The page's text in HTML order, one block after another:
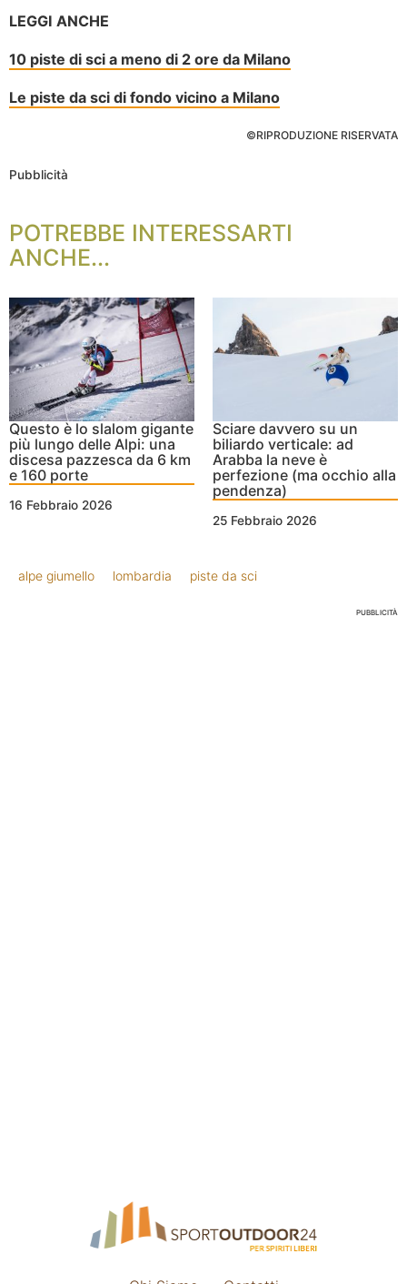
LEGGI ANCHE
10 piste di sci a meno di 2 ore da Milano
Le piste da sci di fondo vicino a Milano
©RIPRODUZIONE RISERVATA
Pubblicità
POTREBBE INTERESSARTI
ANCHE...
Questo è lo slalom gigante
più lungo delle Alpi: una
discesa pazzesca da 6 km
e 160 porte
16 Febbraio 2026
Sciare davvero su un
biliardo verticale: ad
Arabba la neve è
perfezione (ma occhio alla
pendenza)
25 Febbraio 2026
alpe giumello lombardia piste da sci
PUBBLICITÀ